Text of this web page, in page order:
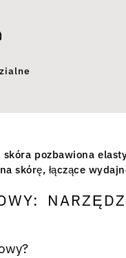
pozbawiona
skórę, łączące